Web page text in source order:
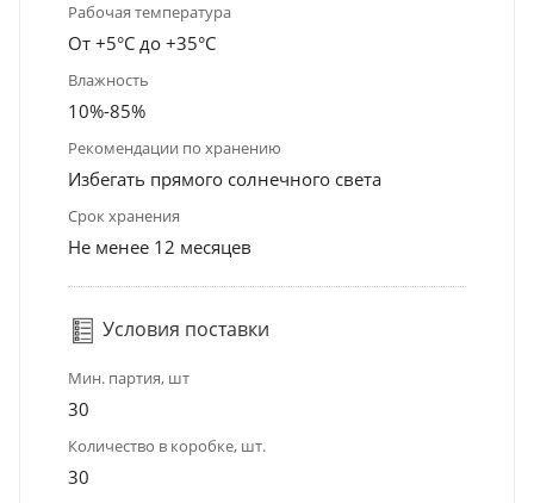
Рабочая температура
От +5°С до +35°С
Влажность
10%-85%
Рекомендации по хранению
Избегать прямого солнечного света
Срок хранения
Не менее 12 месяцев
Условия поставки
Мин. партия, шт
30
Количество в коробке, шт.
30